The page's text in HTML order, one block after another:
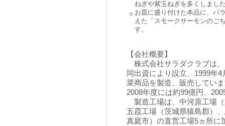
ねぎや紫玉ねぎを多くしまし
○ お皿に盛り付けた本品に、バ
えた「スモークサーモンのご
す。
【会社概要】
株式会社サラダクラブは
同出資により設立、1999年
菜商品を製造、販売してい
2008年度には約99億円、
製造工場は、中河原工場
五霞工場（茨城県猿島郡）
真庭市）の直営工場5ヵ所に